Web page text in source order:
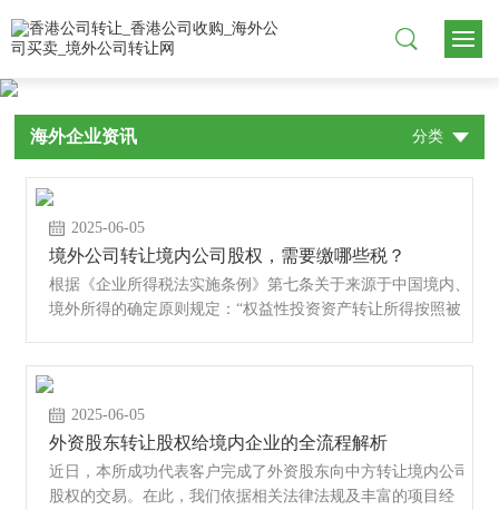
海外企业资讯 分类
2025-06-05
境外公司转让境内公司股权，需要缴哪些税？
根据《企业所得税法实施条例》第七条关于来源于中国境内、
境外所得的确定原则规定：“权益性投资资产转让所得按照被
2025-06-05
外资股东转让股权给境内企业的全流程解析
近日，本所成功代表客户完成了外资股东向中方转让境内公司
股权的交易。在此，我们依据相关法律法规及丰富的项目经